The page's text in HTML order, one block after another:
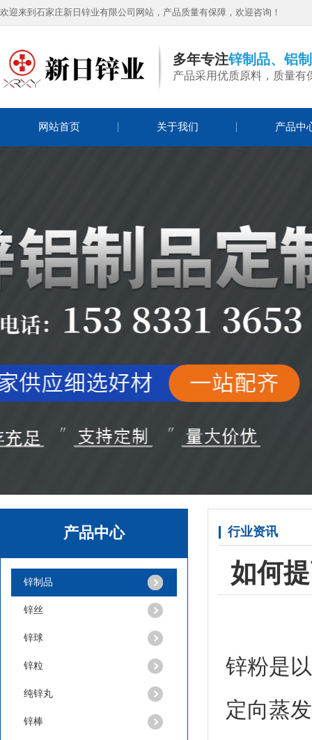
欢迎来到石家庄新日锌业有限公司网站，产品质量有保障，欢迎咨询！
多年专注锌制品、铝
产品采用优质原料，质量有
网站首页 关于我们 产品中
产品中心
锌制品
锌丝
锌球
锌粒
纯锌丸
锌棒
行业资讯
如何
锌粉是
定向蒸